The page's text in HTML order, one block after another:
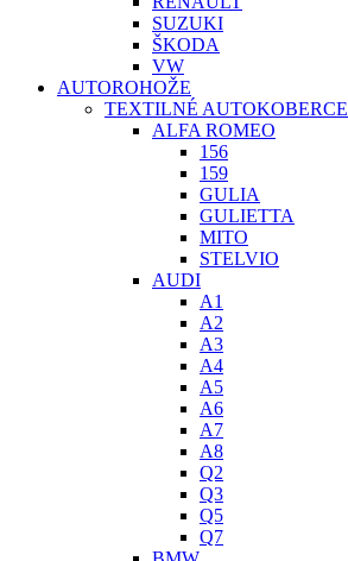
SUZUKI
ŠKODA
VW
AUTOROHOŽE
TEXTILNÉ AUTOKOBERCE
ALFA ROMEO
156
159
GULIA
GULIETTA
MITO
STELVIO
AUDI
A1
A2
A3
A4
A5
A6
A7
A8
Q2
Q3
Q5
Q7